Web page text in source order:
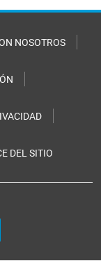
NOSOTROS
DEL SITIO